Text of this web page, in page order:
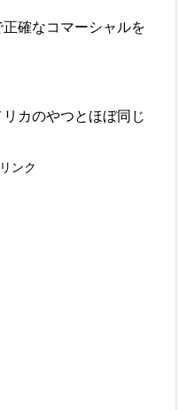
正確なコマーシャルを
カのやつとほぼ同じ
ンク